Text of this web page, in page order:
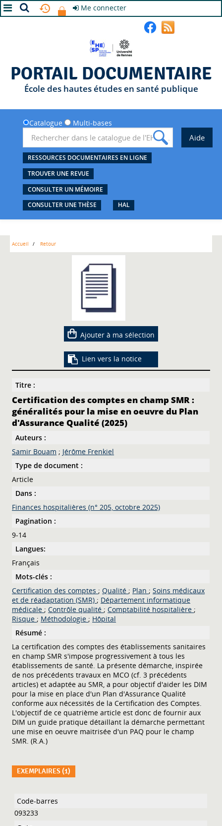
Me connecter
PORTAIL DOCUMENTAIRE
École des hautes études en santé publique
Catalogue Multi-bases
RESSOURCES DOCUMENTAIRES EN LIGNE
TROUVER UNE REVUE
CONSULTER UN MÉMOIRE
CONSULTER UNE THÈSE
HAL
Accueil Retour
Ajouter à ma sélection
Lien vers la notice
Titre :
Certification des comptes en champ SMR :
généralités pour la mise en oeuvre du Plan
d'Assurance Qualité (2025)
Auteurs :
Samir Bouam ; Jérôme Frenkiel
Type de document :
Article
Dans :
Finances hospitalières (n° 205, octobre 2025)
Pagination :
9-14
Langues:
Français
Mots-clés :
Certification des comptes ; Qualité ; Plan ; Soins médicaux
et de réadaptation (SMR) ; Département informatique
médicale ; Contrôle qualité ; Comptabilité hospitalière ;
Risque ; Méthodologie ; Hôpital
Résumé :
La certification des comptes des établissements sanitaires
en champ SMR s'impose progressivement à tous les
établissements de santé. La présente démarche, inspirée
de nos précédents travaux en MCO (cf. 3 précédents
articles) et adaptée au SMR, a pour objectif d'aider les DIM
pour la mise en place d'un Plan d'Assurance Qualité
conforme aux nécessités de la Certification des Comptes.
L'objectif de ce quatrième article est donc de fournir aux
DIM un guide pratique détaillant la démarche permettant
une mise en oeuvre maitrisée d'un PAQ pour le champ
SMR. (R.A.)
EXEMPLAIRES (1)
Liste des exemplaires
093233